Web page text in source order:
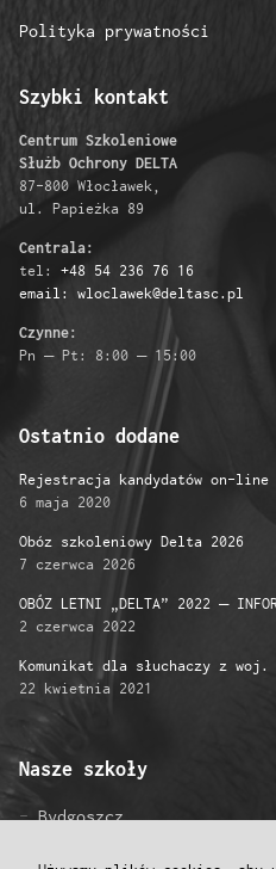
Polityka prywatności
Szybki kontakt
Centrum Szkoleniowe
Służb Ochrony DELTA
87-800 Włocławek,
ul. Papieżka 89
Centrala:
tel: +48 54 236 76 16
email: wloclawek@deltasc.pl
Czynne:
Pn – Pt: 8:00 – 15:00
Ostatnio dodane
Rejestracja kandydatów on-line
6 maja 2020
Obóz szkoleniowy Delta 2026
7 czerwca 2026
OBÓZ LETNI „DELTA” 2022 –
2 czerwca 2022
Komunikat dla słuchaczy z woj.
22 kwietnia 2021
Nasze szkoły
Bydgoszcz